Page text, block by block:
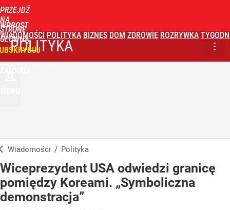
PRZEJDŹ
NA
STRONĘ
GŁÓWNĄ
WPROST
WIADOMOŚCI POLITYKA BIZNES DOM ZDROWIE ROZRYWKA
POLITYKA
Wiadomości / Polityka
Wiceprezydent USA odwiedzi granicę
pomiędzy Koreami. „Symboliczna
demonstracja”